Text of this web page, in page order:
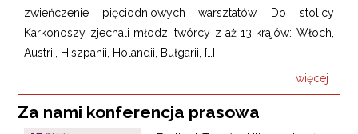
zwieńczenie pięciodniowych warsztatów. Do stolicy
Karkonoszy zjechali młodzi twórcy z aż 13 krajów: Włoch,
Austrii, Hiszpanii, Holandii, Bułgarii, […]
więcej
Za nami konferencja prasowa